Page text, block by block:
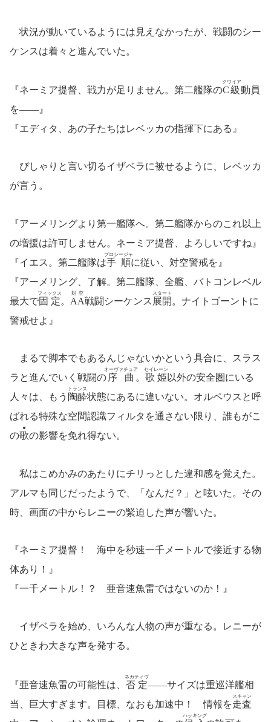
状況が動いているようには見えなかったが、戦闘のシー
ケンスは着々と進んでいた。
『ネーミア提督、戦力が足りません。第二艦隊のC級
クワイア
動員
を――』
『エディタ、あの子たちはレベッカの指揮下にある』
ぴしゃりと言い切るイザベラに被せるように、レベッカ
が言う。
『アーメリングより第一艦隊へ。第二艦隊からのこれ以上
の増援は許可しません。ネーミア提督、よろしいですね』
『イエス。第二艦隊は手順
プロシージャ
に従い、対空警戒を』
『アーメリング、了解。第二艦隊、全艦、バトコンレベル
最大で固定
フィックス
。 AA
対空
戦闘シーケンス 展開
スタート
。ナイトゴーントに
警戒せよ』
まるで脚本でもあるんじゃないかという具合に、スラス
ラと進んでいく戦闘の 序曲
オーヴァチュア
。 歌姫
セイレーン
以外の安全圏にいる
人々は、もう 陶酔
トランス
状態にあるに違いない。オルペウスと呼
ばれる特殊な空間認識フィルタを通さない限り、誰もがこ
の歌の影響を免れ得ない。
私はこめかみのあたりにチリっとした違和感を覚えた。
アルマも同じだったようで、「なんだ？」と呟いた。その
時、画面の中からレニーの緊迫した声が響いた。
『ネーミア提督！ 海中を秒速一千メートルで接近する物
体あり！』
『一千メートル！？ 亜音速魚雷ではないのか！』
イザベラを始め、いろんな人物の声が重なる。レニーが
ひときわ大きな声を発する。
『亜音速魚雷の可能性は、 否定
ネガティヴ
――サイズは重巡洋艦相
当、巨大すぎます。目標、なおも加速中！ 情報を走査
スキャン
ハッキング